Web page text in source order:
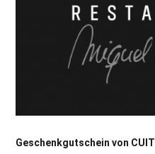
Geschenkgutschein von CUIT